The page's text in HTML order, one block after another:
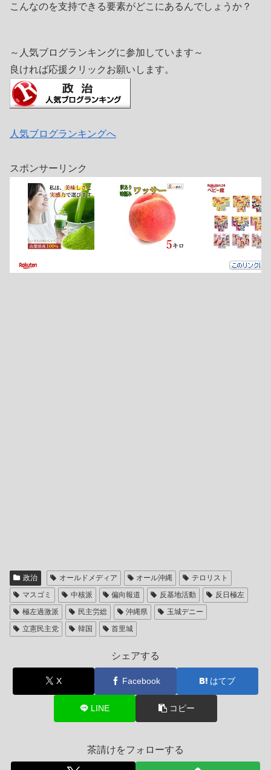
こんなのを支持できる要素がどこにあるんでしょうか？
～人気ブログランキングに参加しています～
良ければ応援クリックお願いします。
人気ブログランキングへ
スポンサーリンク
政治 オールドメディア オール沖縄
テロリスト
マスゴミ
中核派 偏向報道 反基地活動
反日極左
極左過激派
民主労総 沖縄県
玉城デニー
立憲民主党
韓国 首里城
シェアする
X Facebook はてブ
LINE コピー
茶請けをフォローする